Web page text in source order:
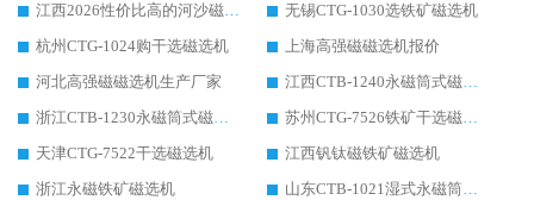
江西2026性价比高的河沙磁选机生产厂家工作原理(通俗 + 专业双版，适配产品文案/介绍使用)
无锡CTG-1030选铁矿磁选机
杭州CTG-1024购干选磁选机
上海高强磁磁选机报价
河北高强磁磁选机生产厂家
江西CTB-1240永磁筒式磁选机厂家
浙江CTB-1230永磁筒式磁选机生产厂家
苏州CTG-7526铁矿干选磁选机
天津CTG-7522干选磁选机
江西钒钛磁铁矿磁选机
浙江永磁铁矿磁选机
山东CTB-1021湿式永磁筒式磁选机